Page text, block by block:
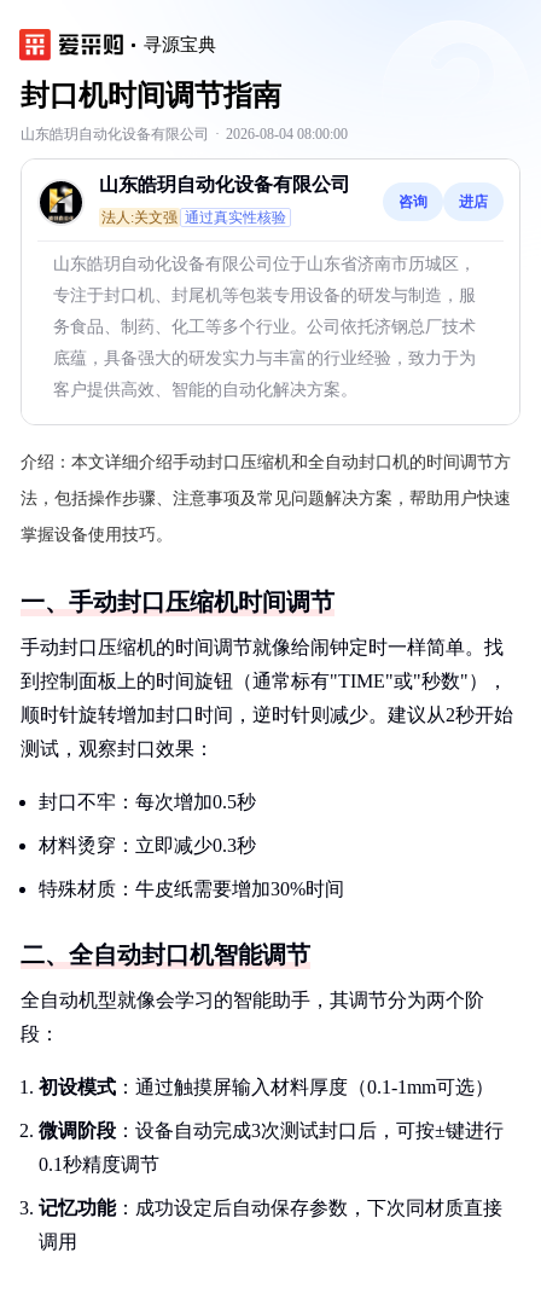
寻源宝典
封口机时间调节指南
山东皓玥自动化设备有限公司 · 2026-08-04 08:00:00
山东皓玥自动化设备有限公司
法人:关文强 通过真实性核验
咨询 进店
山东皓玥自动化设备有限公司位于山东省济南市历城区，
专注于封口机、封尾机等包装专用设备的研发与制造，服
务食品、制药、化工等多个行业。公司依托济钢总厂技术
底蕴，具备强大的研发实力与丰富的行业经验，致力于为
客户提供高效、智能的自动化解决方案。
介绍： 本文详细介绍手动封口压缩机和全自动封口机的时间调节方
法，包括操作步骤、注意事项及常见问题解决方案，帮助用户快速
掌握设备使用技巧。
一、手动封口压缩机时间调节
手动封口压缩机的时间调节就像给闹钟定时一样简单。找
到控制面板上的时间旋钮（通常标有"TIME"或"秒数"），
顺时针旋转增加封口时间，逆时针则减少。建议从2秒开始
测试，观察封口效果：
封口不牢：每次增加0.5秒
材料烫穿：立即减少0.3秒
特殊材质：牛皮纸需要增加30%时间
二、全自动封口机智能调节
全自动机型就像会学习的智能助手，其调节分为两个阶
段：
初设模式 ：通过触摸屏输入材料厚度（0.1-1mm可选）
微调阶段 ：设备自动完成3次测试封口后，可按±键进行
0.1秒精度调节
记忆功能：成功设定后自动保存参数，下次同材质直接
调用